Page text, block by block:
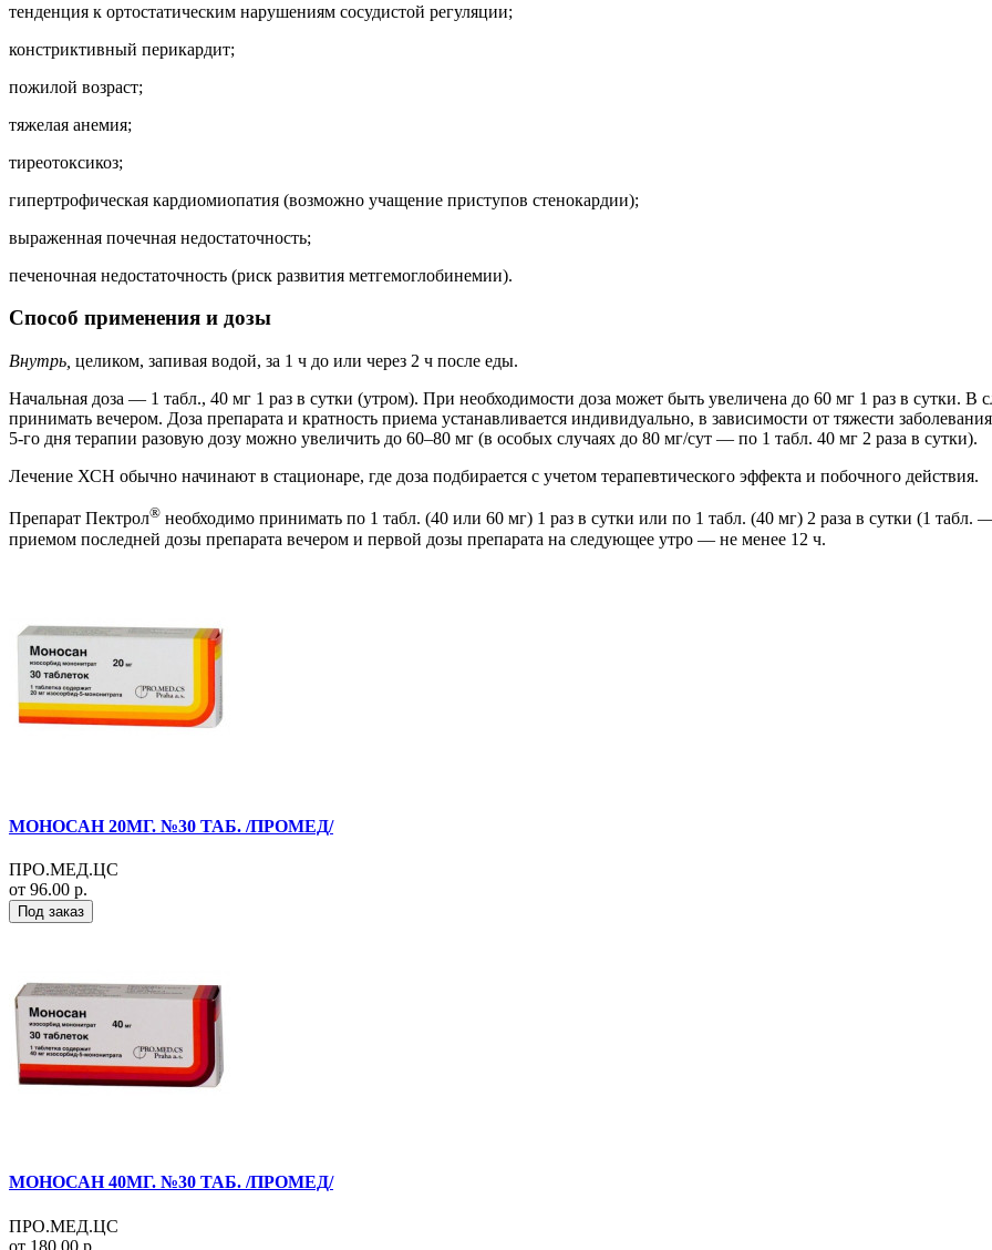
тенденция к ортостатическим нарушениям сосудистой регуляции;
констриктивный перикардит;
пожилой возраст;
тяжелая анемия;
тиреотоксикоз;
гипертрофическая кардиомиопатия (возможно учащение приступов стенокардии);
выраженная почечная недостаточность;
печеночная недостаточность (риск развития метгемоглобинемии).
Способ применения и дозы
Внутрь, целиком, запивая водой, за 1 ч до или через 2 ч после еды.
Начальная доза — 1 табл., 40 мг 1 раз в сутки (утром). При необходимости доза может быть увеличена до 60 мг 1 раз в сутки. В
принимать вечером. Доза препарата и кратность приема устанавливается индивидуально, в зависимости от тяжести
5-го дня терапии разовую дозу можно увеличить до 60–80 мг (в особых случаях до 80 мг/сут — по 1 табл. 40 мг 2 раза в сутки).
Лечение ХСН обычно начинают в стационаре, где доза подбирается с учетом терапевтического эффекта и побочного действия.
Препарат Пектрол® необходимо принимать по 1 табл. (40 или 60 мг) 1 раз в сутки или по 1 табл. (40 мг) 2 раза в сутки (1
приемом последней дозы препарата вечером и первой дозы препарата на следующее утро — не менее 12 ч.
МОНОСАН 20МГ. №30 ТАБ. /ПРОМЕД/
ПРО.МЕД.ЦС
от 96.00 р.
Под заказ
МОНОСАН 40МГ. №30 ТАБ. /ПРОМЕД/
ПРО.МЕД.ЦС
от 180.00 р.